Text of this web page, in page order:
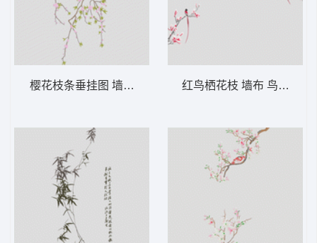
樱花枝条垂挂图 墙布 鸟语花香 背景墙红鸟栖花枝 墙布 鸟语花香